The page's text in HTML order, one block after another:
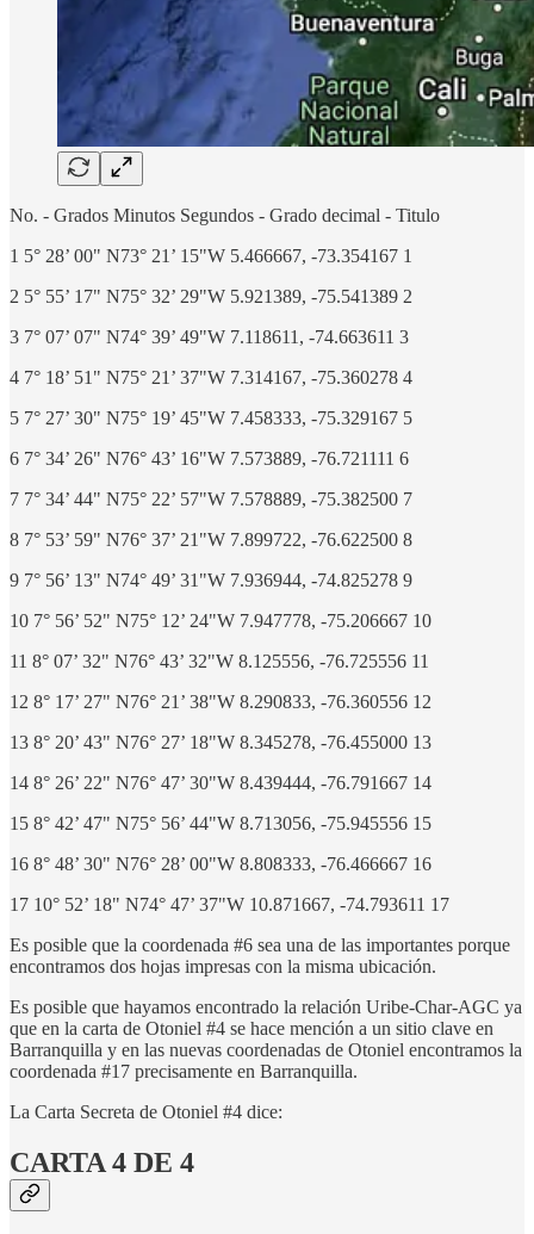
No. - Grados Minutos Segundos - Grado decimal - Titulo
1 5° 28’ 00" N73° 21’ 15"W 5.466667, -73.354167 1
2 5° 55’ 17" N75° 32’ 29"W 5.921389, -75.541389 2
3 7° 07’ 07" N74° 39’ 49"W 7.118611, -74.663611 3
4 7° 18’ 51" N75° 21’ 37"W 7.314167, -75.360278 4
5 7° 27’ 30" N75° 19’ 45"W 7.458333, -75.329167 5
6 7° 34’ 26" N76° 43’ 16"W 7.573889, -76.721111 6
7 7° 34’ 44" N75° 22’ 57"W 7.578889, -75.382500 7
8 7° 53’ 59" N76° 37’ 21"W 7.899722, -76.622500 8
9 7° 56’ 13" N74° 49’ 31"W 7.936944, -74.825278 9
10 7° 56’ 52" N75° 12’ 24"W 7.947778, -75.206667 10
11 8° 07’ 32" N76° 43’ 32"W 8.125556, -76.725556 11
12 8° 17’ 27" N76° 21’ 38"W 8.290833, -76.360556 12
13 8° 20’ 43" N76° 27’ 18"W 8.345278, -76.455000 13
14 8° 26’ 22" N76° 47’ 30"W 8.439444, -76.791667 14
15 8° 42’ 47" N75° 56’ 44"W 8.713056, -75.945556 15
16 8° 48’ 30" N76° 28’ 00"W 8.808333, -76.466667 16
17 10° 52’ 18" N74° 47’ 37"W 10.871667, -74.793611 17
Es posible que la coordenada #6 sea una de las importantes porque
encontramos dos hojas impresas con la misma ubicación.
Es posible que hayamos encontrado la relación Uribe-Char-AGC ya
que en la carta de Otoniel #4 se hace mención a un sitio clave en
Barranquilla y en las nuevas coordenadas de Otoniel encontramos la
coordenada #17 precisamente en Barranquilla.
La Carta Secreta de Otoniel #4 dice:
CARTA 4 DE 4